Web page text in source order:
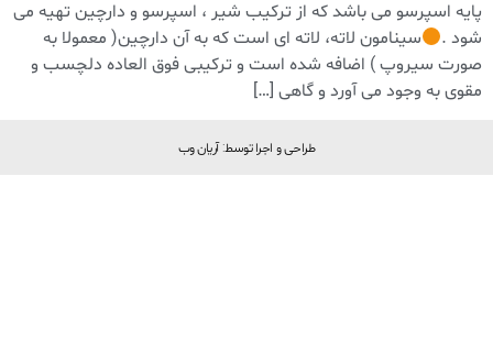
پایه اسپرسو می باشد که از ترکیب شیر ، اسپرسو و دارچین تهیه می
شود .
سینامون لاته، لاته ای است که به آن دارچین( معمولا به
صورت سیروپ ) اضافه شده است و ترکیبی فوق العاده دلچسب و
مقوی به وجود می آورد و گاهی […]
طراحی و اجرا توسط: آریان وب